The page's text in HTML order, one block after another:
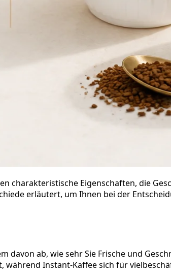
charakteristische Eigenschaften, die
erläutert, um Ihnen bei der
davon ab, wie sehr Sie Frische und
Instant-Kaffee sich für